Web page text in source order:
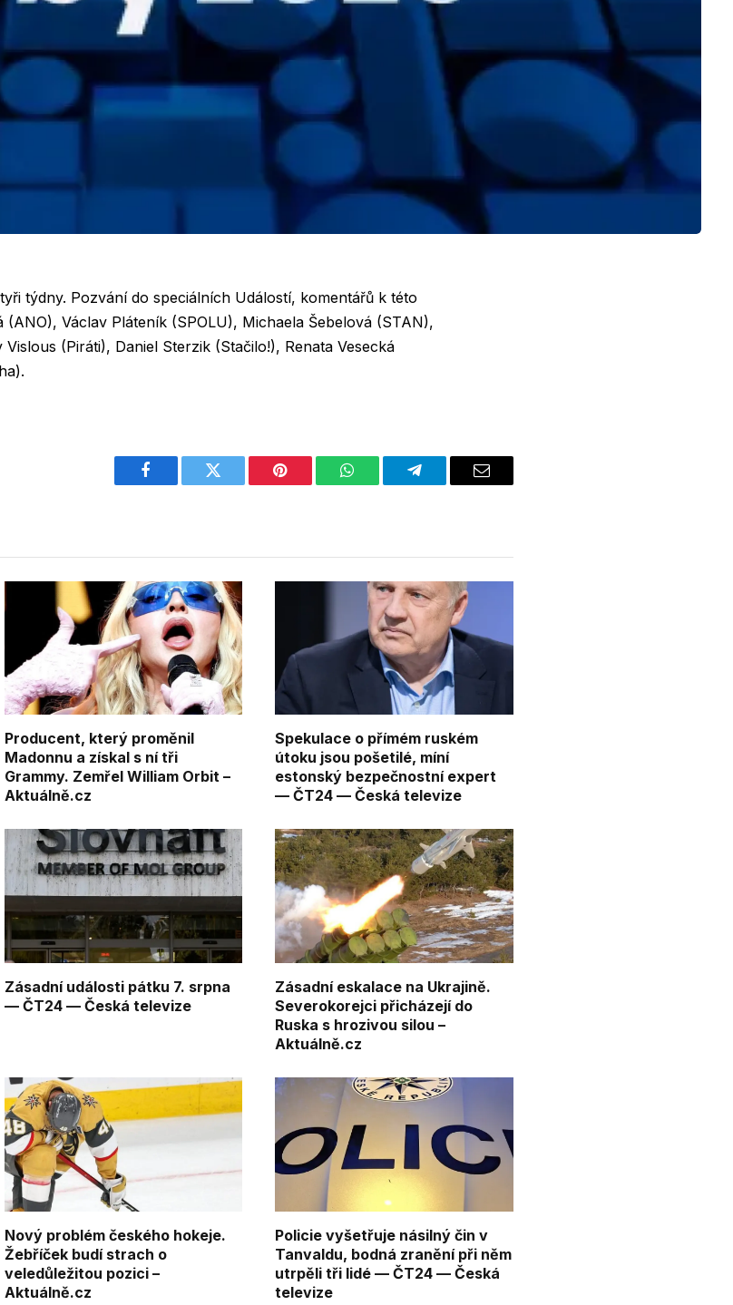
týdny. Pozvání do speciálních Událostí, komentářů k této
(ANO), Václav Pláteník (SPOLU), Michaela Šebelová (STAN),
(Piráti), Daniel Sterzik (Stačilo!), Renata Vesecká
Facebook Twitter Pinterest WhatsAppTelegram Email
Producent, který proměnil
Madonnu a získal s ní tři
Grammy. Zemřel William Orbit –
Aktuálně.cz
Spekulace o přímém ruském
útoku jsou pošetilé, míní
estonský bezpečnostní expert
— ČT24 — Česká televize
Zásadní události pátku 7. srpna
— ČT24 — Česká televize
Zásadní eskalace na Ukrajině.
Severokorejci přicházejí do
Ruska s hrozivou silou –
Aktuálně.cz
Nový problém českého hokeje.
Žebříček budí strach o
veledůležitou pozici –
Aktuálně.cz
Policie vyšetřuje násilný čin v
Tanvaldu, bodná zranění při něm
utrpěli tři lidé — ČT24 — Česká
televize